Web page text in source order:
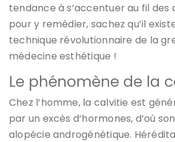
tendance à s’accentuer au fil des
pour y remédier, sachez qu’il
technique révolutionnaire de la
médecine esthétique !
Le phénomène de la
Chez l’homme, la calvitie est
par un excès d’hormones, d’où
alopécie androgénétique.